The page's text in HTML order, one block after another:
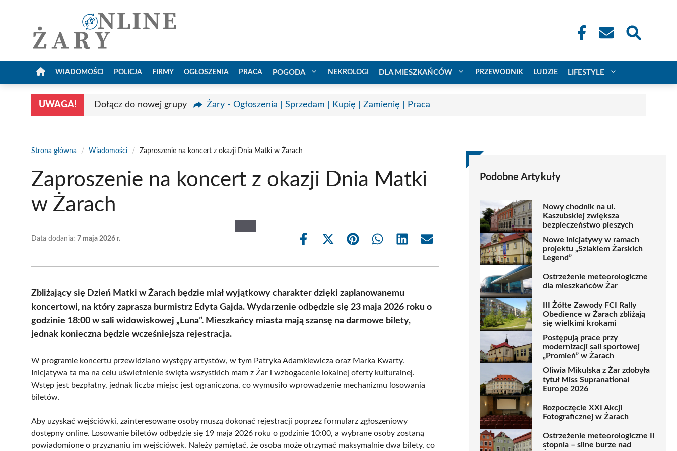
WIADOMOŚCI POLICJA FIRMY OGŁOSZENIA PRACA POGODA NEKROLOGI DLA MIESZKAŃCÓW PRZEWODNIK LUDZIE LIFESTYLE
UWAGA! Dołącz do nowej grupy Żary - Ogłoszenia | Sprzedam | Kupię | Zamienię | Praca
Strona główna / Wiadomości / Zaproszenie na koncert z okazji Dnia Matki w Żarach
Zaproszenie na koncert z okazji Dnia Matki
w Żarach
Data dodania: 7 maja 2026 r.
Share
Share
(Twitter)
Share Share Share Share
Zbliżający się Dzień Matki w Żarach będzie miał wyjątkowy charakter dzięki zaplanowanemu
koncertowi, na który zaprasza burmistrz Edyta Gajda. Wydarzenie odbędzie się 23 maja 2026 roku o
godzinie 18:00 w sali widowiskowej „Luna”. Mieszkańcy miasta mają szansę na darmowe bilety,
jednak konieczna będzie wcześniejsza rejestracja.
W programie koncertu przewidziano występy artystów, w tym Patryka Adamkiewicza oraz Marka Kwarty.
Inicjatywa ta ma na celu uświetnienie święta wszystkich mam z Żar i wzbogacenie lokalnej oferty kulturalnej.
Wstęp jest bezpłatny, jednak liczba miejsc jest ograniczona, co wymusiło wprowadzenie mechanizmu losowania
biletów.
Aby uzyskać wejściówki, zainteresowane osoby muszą dokonać rejestracji poprzez formularz zgłoszeniowy
dostępny online. Losowanie biletów odbędzie się 19 maja 2026 roku o godzinie 10:00, a wybrane osoby zostaną
powiadomione o przyznaniu im wejściówek. Należy pamiętać, że osoba może otrzymać maksymalnie dwa bilety, co
Podobne Artykuły
Nowy chodnik na ul.
Kaszubskiej zwiększa
bezpieczeństwo pieszych
Nowe inicjatywy w ramach
projektu „Szlakiem Żarskich
Legend”
Ostrzeżenie meteorologiczne
dla mieszkańców Żar
III Żółte Zawody FCI Rally
Obedience w Żarach zbliżają
się wielkimi krokami
Postępują prace przy
modernizacji sali sportowej
„Promień” w Żarach
Oliwia Mikulska z Żar zdobyła
tytuł Miss Supranational
Europe 2026
Rozpoczęcie XXI Akcji
Fotograficznej w Żarach
Ostrzeżenie meteorologiczne II
stopnia – silne burze nad